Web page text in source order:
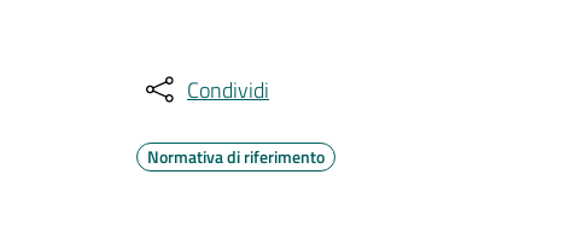
Condividi
Normativa di riferimento